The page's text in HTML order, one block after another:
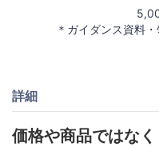
＊ガイダンス資料
詳細
価格や商品ではな